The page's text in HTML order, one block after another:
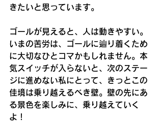
きたいと思っています。
ゴールが見えると、人は動きやすい。
いまの苦労は、ゴールに辿り着くため
に大切なひとコマかもしれません。本
気スイッチが入らないと、次のステー
ジに進めない私にとって、きっとこの
佳境は乗り越えるべき壁。壁の先にあ
る景色を楽しみに、乗り越えていく
よ！